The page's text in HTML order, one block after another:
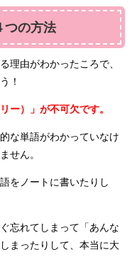
つの方法
理由がわかったころで、
！
ー）」が不可欠です。
な単語がわかっていなけ
せん。
をノートに書いたりし
忘れてしまって「あんな
まったりして、本当に大